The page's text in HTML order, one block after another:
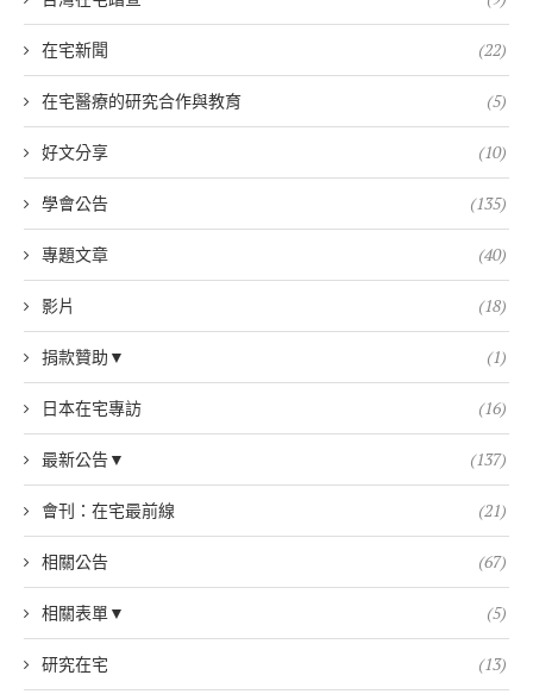
在宅新聞 (22)
在宅醫療的研究合作與教育 (5)
好文分享 (10)
學會公告 (135)
專題文章 (40)
影片 (18)
捐款贊助▼ (1)
日本在宅專訪 (16)
最新公告▼ (137)
會刊：在宅最前線 (21)
相關公告 (67)
相關表單▼ (5)
研究在宅 (13)